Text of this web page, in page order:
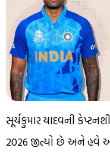
સૂર્યકુમાર યાદવની
2026 જીત્યો છે અને હવે